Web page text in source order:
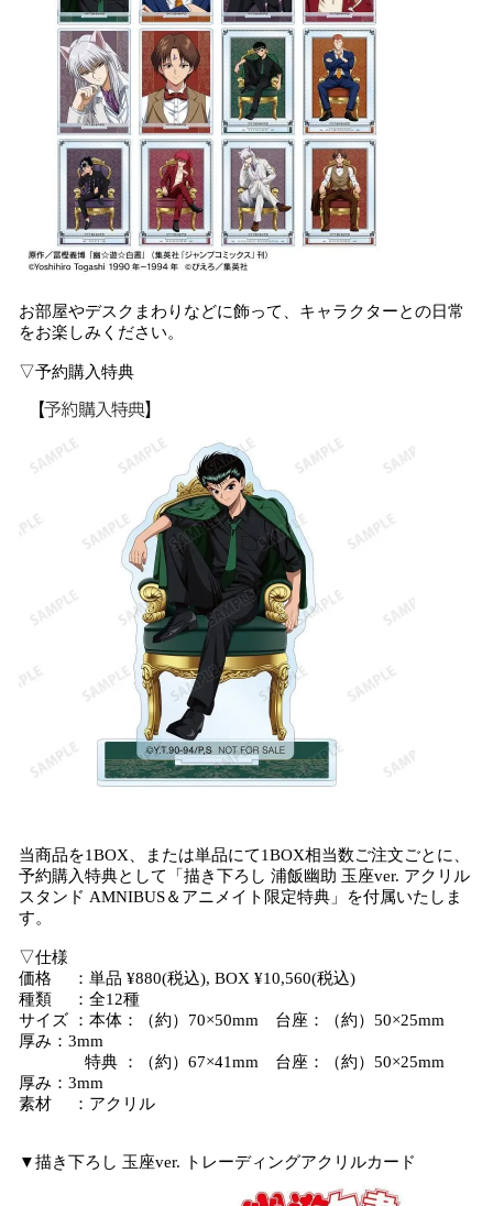
お部屋やデスクまわりなどに飾って、キャラクターとの日常
をお楽しみください。
▽予約購入特典
当商品を1BOX、または単品にて1BOX相当数ご注文ごとに、
予約購入特典として「描き下ろし 浦飯幽助 玉座ver. アクリル
スタンド AMNIBUS＆アニメイト限定特典」を付属いたしま
す。
▽仕様
価格 ：単品 ¥880(税込), BOX ¥10,560(税込)
種類 ：全12種
サイズ ：本体：（約）70×50mm 台座：（約）50×25mm
厚み：3mm
特典 ：（約）67×41mm 台座：（約）50×25mm
厚み：3mm
素材 ：アクリル
▼描き下ろし 玉座ver. トレーディングアクリルカード